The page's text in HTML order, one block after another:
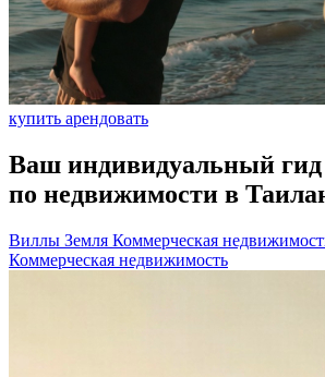
купить арендовать
Ваш индивидуальный гид
по недвижимости в
Виллы Земля Коммерческая
Коммерческая недвижимость